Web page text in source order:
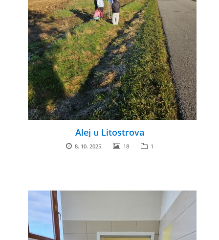
Alej u Litostrova
8. 10. 2025 18 1